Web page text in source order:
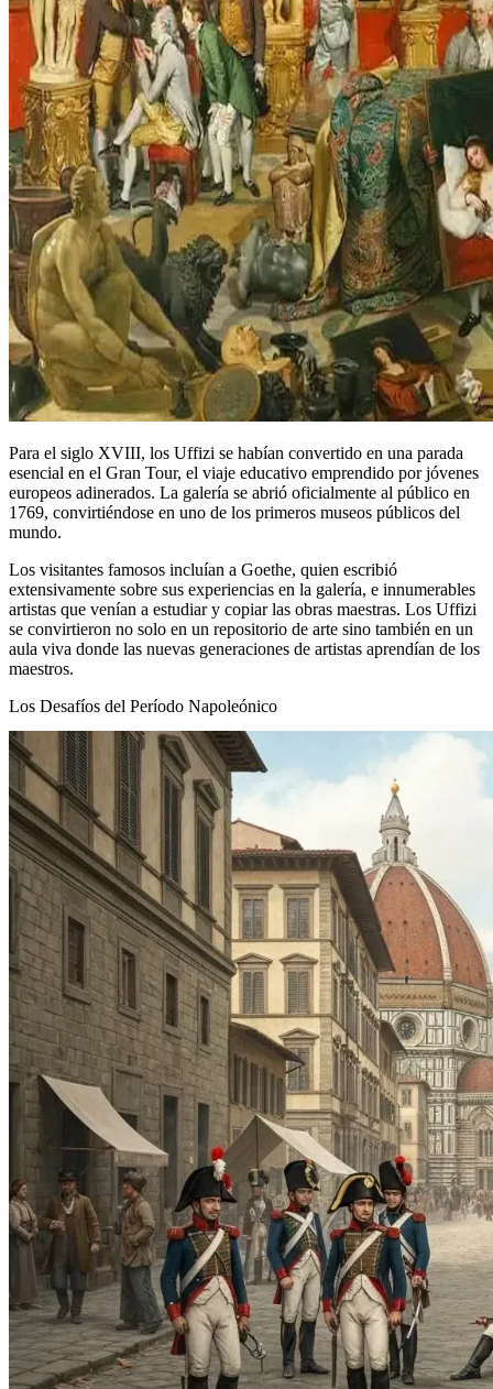
Para el siglo XVIII, los Uffizi se habían convertido en una parada
esencial en el Gran Tour, el viaje educativo emprendido por jóvenes
europeos adinerados. La galería se abrió oficialmente al público en
1769, convirtiéndose en uno de los primeros museos públicos del
mundo.
Los visitantes famosos incluían a Goethe, quien escribió
extensivamente sobre sus experiencias en la galería, e innumerables
artistas que venían a estudiar y copiar las obras maestras. Los Uffizi
se convirtieron no solo en un repositorio de arte sino también en un
aula viva donde las nuevas generaciones de artistas aprendían de los
maestros.
Los Desafíos del Período Napoleónico